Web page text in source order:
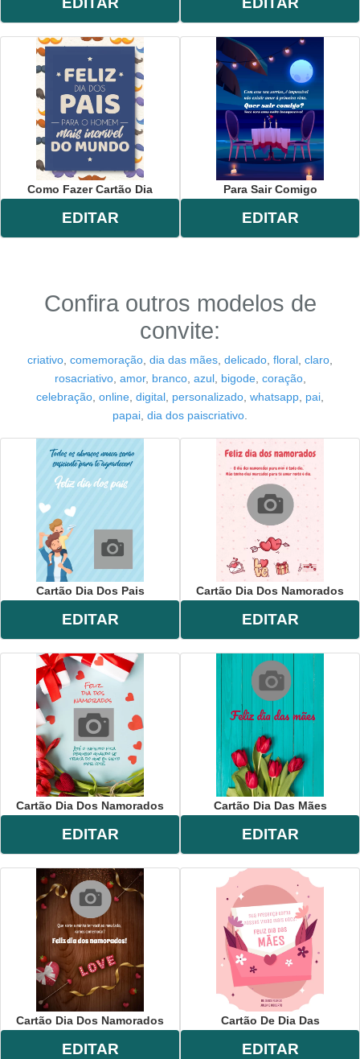
Como Fazer Cartão Dia
EDITAR
Para Sair Comigo
EDITAR
Confira outros modelos de
convite:
criativo comemoração dia das mães delicado floral claro
rosacriativo, amor, branco, azul, bigode, coração,
celebração online digital personalizado whatsapp pai
papai dia dos paiscriativo
Cartão Dia Dos Pais
EDITAR
Cartão Dia Dos Namorados
EDITAR
Cartão Dia Dos Namorados
EDITAR
Cartão Dia Das Mães
EDITAR
Cartão Dia Dos Namorados
EDITAR
Cartão De Dia Das
EDITAR